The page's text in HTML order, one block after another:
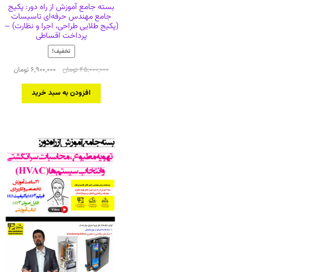
بسته جامع آموزش از راه دور: پکیج
جامع مهندس حرفه‌ای تاسیسات
(پکیج طلایی طراحی، اجرا و نظارت) –
پرداخت اقساطی
تخفیف!
45,000,000تومان
قیمت
45,000,000 تومان
بود.
6,900,000 تومانقیمت
افزودن به سبد خرید